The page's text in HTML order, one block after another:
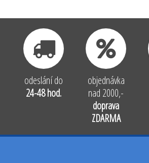
odeslání do
24-48 hod.
objednávka
nad 2000,-
doprava
ZDARMA